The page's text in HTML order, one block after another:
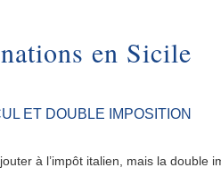
en Sicile
ET DOUBLE IMPOSITION
à l’impôt italien, mais la double